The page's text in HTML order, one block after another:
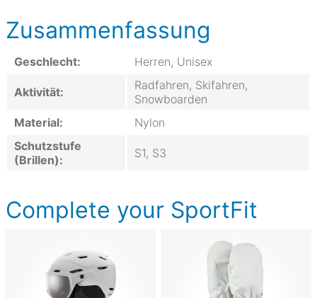
Zusammenfassung
Geschlecht: Herren, Unisex
Aktivität:
Radfahren, Skifahren,
Snowboarden
Material:
Nylon
Schutzstufe
(Brillen):
S1, S3
Complete your SportFit